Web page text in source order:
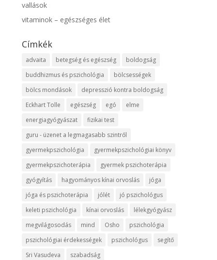
vallások
vitaminok – egészséges élet
Címkék
advaita betegség és egészség
boldogság
buddhizmus és pszichológia
bölcsességek
bölcs mondások
depresszió kontra boldogság
Eckhart Tolle
egészség egó
elme
energiagyógyászat
fizikai test
guru - üzenet a legmagasabb szintről
gyermekpszichológia
gyermekpszichológiai könyv
gyermekpszichoterápia
gyermek pszichoterápia
gyógyítás
hagyományos kínai orvoslás
jóga
jóga és pszichoterápia
jólét
jó pszichológus
keleti pszichológia
kínai orvoslás
lélekgyógyász
megvilágosodás
mind Osho
pszichológia
pszichológiai érdekességek
pszichológus
segítő
Sri Vasudeva
szabadság